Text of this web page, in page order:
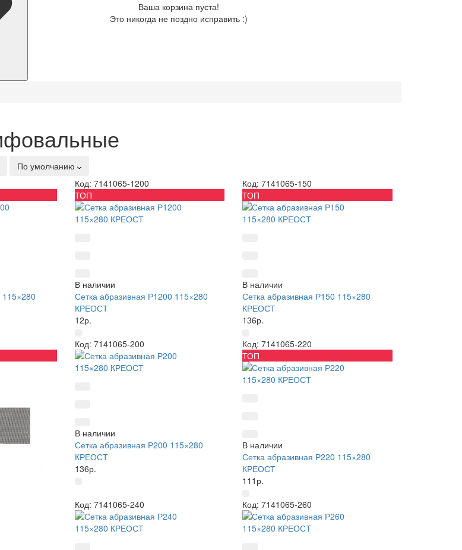
Ваша корзина пуста!
Это никогда не поздно исправить :)
По умолчанию
Код: 7141065-1200
ТОП
В наличии
Сетка абразивная Р1200 115×280
КРЕОСТ
12р.
Код: 7141065-150
ТОП
В наличии
Сетка абразивная Р150 115×280
КРЕОСТ
136р.
Код: 7141065-200
В наличии
Сетка абразивная Р200 115×280
КРЕОСТ
136р.
Код: 7141065-220
ТОП
В наличии
Сетка абразивная Р220 115×280
КРЕОСТ
111р.
Код: 7141065-240
Код: 7141065-260